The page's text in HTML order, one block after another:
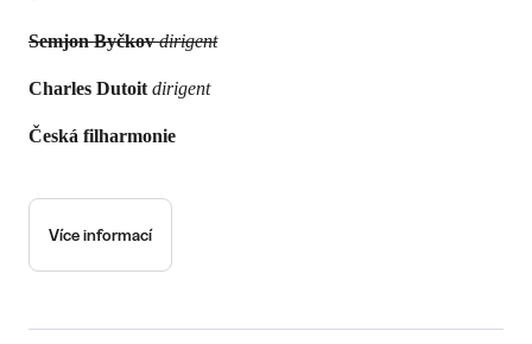
Semjon Byčkovdirigent
Charles Dutoit dirigent
Česká filharmonie
Více informací